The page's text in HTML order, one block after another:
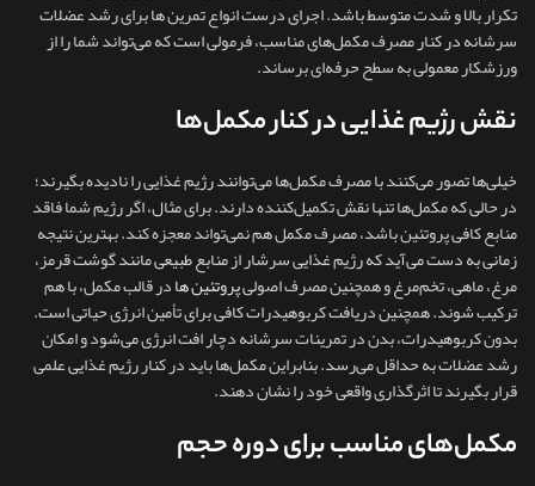
تکرار بالا و شدت متوسط باشد. اجرای درست انواع تمرین ها برای رشد عضلات
سرشانه در کنار مصرف مکمل‌های مناسب، فرمولی است که می‌تواند شما را از
ورزشکار معمولی به سطح حرفه‌ای برساند.
نقش رژیم غذایی در کنار مکمل‌ها
خیلی‌ها تصور می‌کنند با مصرف مکمل‌ها می‌توانند رژیم غذایی را نادیده بگیرند؛
در حالی که مکمل‌ها تنها نقش تکمیل‌کننده دارند. برای مثال، اگر رژیم شما فاقد
منابع کافی پروتئین باشد، مصرف مکمل هم نمی‌تواند معجزه کند. بهترین نتیجه
زمانی به دست می‌آید که رژیم غذایی سرشار از منابع طبیعی مانند گوشت قرمز،
مرغ، ماهی، تخم‌مرغ و همچنین مصرف اصولیپروتئین هادر قالب مکمل، با هم
ترکیب شوند. همچنین دریافت کربوهیدرات کافی برای تأمین انرژی حیاتی است.
بدون کربوهیدرات، بدن در تمرینات سرشانه دچار افت انرژی می‌شود و امکان
رشد عضلات به حداقل می‌رسد. بنابراین مکمل‌ها باید در کنار رژیم غذایی علمی
قرار بگیرند تا اثرگذاری واقعی خود را نشان دهند.
مکمل‌های مناسب برای دوره حجم